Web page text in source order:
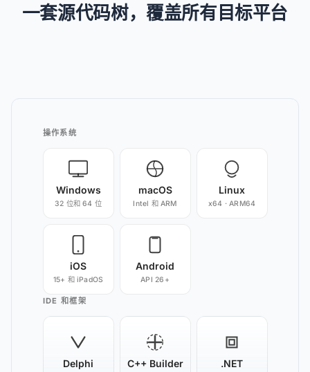
一套源代码树，覆盖所有目标平台
操作系统
Windows
32 位和 64 位
macOS
Intel 和 ARM
Linux
x64 · ARM64
iOS
15+ 和 iPadOS
Android
API 26+
IDE 和框架
Delphi C++ Builder .NET